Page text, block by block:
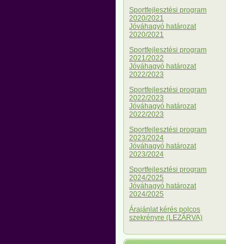
Sportfejlesztési program
2020/2021
Jóváhagyó határozat
2020/2021
Sportfejlesztési program
2021/2022
Jóváhagyó határozat
2022/2023
Sportfejlesztési program
2022/2023
Jóváhagyó határozat
2022/2023
Sportfejlesztési program
2023/2024
Jóváhagyó határozat
2023/2024
Sportfejlesztési program
2024/2025
Jóváhagyó határozat
2024/2025
Árajánlat kérés polcos
szekrényre (LEZÁRVA)